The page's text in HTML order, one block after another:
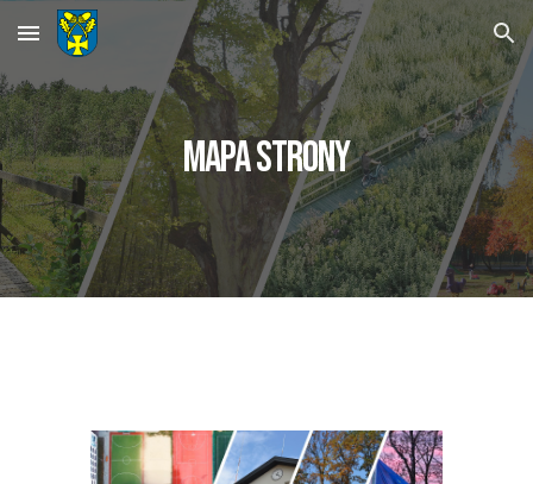
Skip to main content Skip to navigation
Mapa strony